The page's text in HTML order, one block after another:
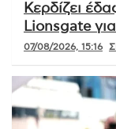
Κερδίζει
Lionsgate
07/08/2026, 15:16